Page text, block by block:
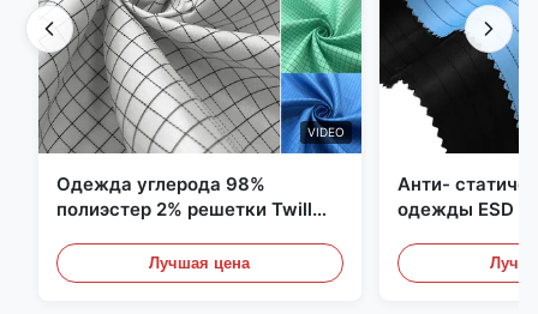
VIDEO
Одежда углерода 98%
полиэстер 2% решетки Twill
Лучшая цена
Анти-
одежды ESD